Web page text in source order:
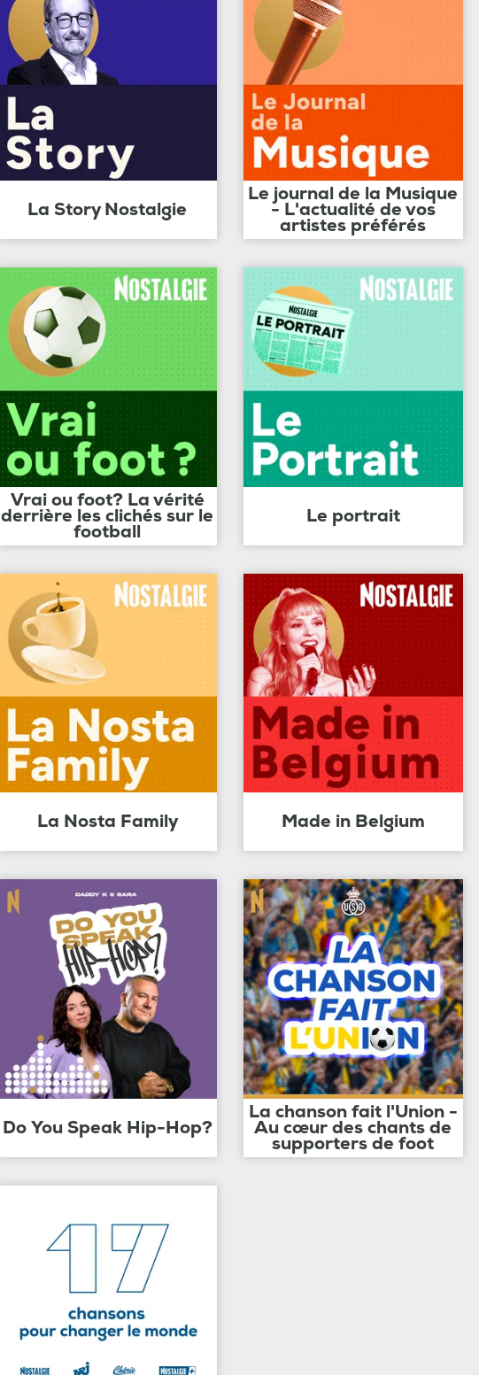
La Story Nostalgie
Le journal de la Musique
- L'actualité de vos
artistes préférés
Vrai ou foot? La vérité
derrière les clichés sur le
football
Le portrait
La Nosta Family Made in Belgium
Do You Speak Hip-Hop?
La chanson fait l'Union -
Au cœur des chants de
supporters de foot